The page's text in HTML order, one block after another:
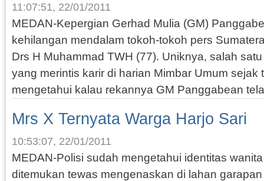
11:07:51, 22/01/2011
MEDAN-Kepergian Gerhad Mulia (GM)
kehilangan mendalam tokoh-tokoh pers
Drs H Muhammad TWH (77). Uniknya, salah
yang merintis karir di harian Mimbar Umum sejak
mengetahui kalau rekannya GM Panggabean
Mrs X Ternyata Warga Harjo Sari
10:53:07, 22/01/2011
MEDAN-Polisi sudah mengetahui identitas
ditemukan tewas mengenaskan di lahan